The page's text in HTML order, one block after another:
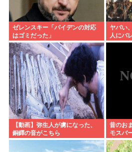
ゼレンスキー「バイデンの対応
はゴミだった」
ヤバい
人にバ
われた
【動画】弥生人が虜になった、
銅鐸の音がこちら
昔のお
モスバ
潮はも